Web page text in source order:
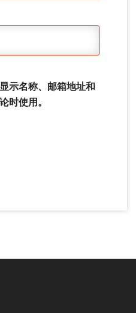
示名称、邮箱地址和
时使用。